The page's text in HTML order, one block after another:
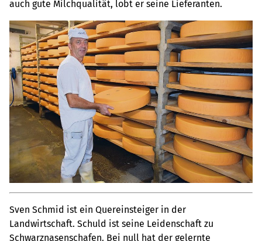
auch gute Milchqualität, lobt er seine Lieferanten.
Sven Schmid ist ein Quereinsteiger in der
Landwirtschaft. Schuld ist seine Leidenschaft zu
Schwarznasenschafen. Bei null hat der gelernte